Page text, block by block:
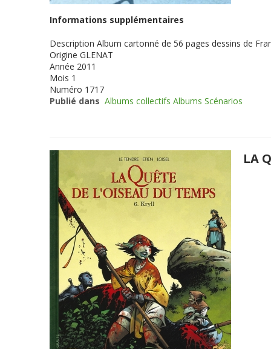
Informations supplémentaires
Description Album cartonné de 56 pages dessins de
Origine GLENAT
Année 2011
Mois 1
Numéro 1717
Publié dans Albums collectifs Albums Scénarios
LA